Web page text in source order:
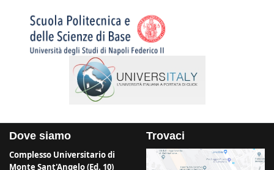
Dove siamo
Complesso Universitario di
Monte Sant'Angelo (Ed. 10)
Trovaci